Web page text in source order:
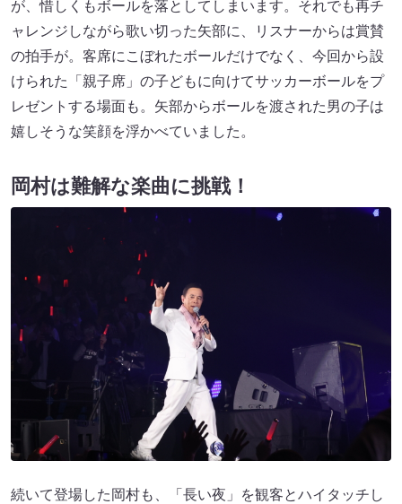
が、惜しくもボールを落としてしまいます。それでも再チ
ャレンジしながら歌い切った矢部に、リスナーからは賞賛
の拍手が。客席にこぼれたボールだけでなく、今回から設
けられた「親子席」の子どもに向けてサッカーボールをプ
レゼントする場面も。矢部からボールを渡された男の子は
嬉しそうな笑顔を浮かべていました。
岡村は難解な楽曲に挑戦！
続いて登場した岡村も、「長い夜」を観客とハイタッチし